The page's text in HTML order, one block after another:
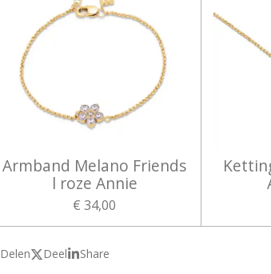
Armband Melano Friends
l roze Annie
€ 34,00
Delen Deel Share